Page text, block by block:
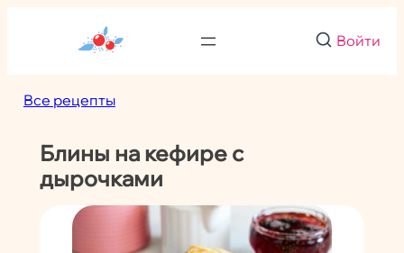
Войти
Все рецепты
Блины на кефире с
дырочками